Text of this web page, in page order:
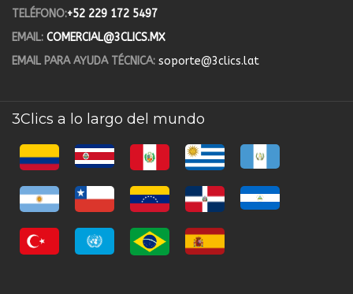
TELÉFONO:+52 229 172 5497
EMAIL: COMERCIAL@3CLICS.MX
EMAIL PARA AYUDA TÉCNICA: soporte@3clics.lat
3Clics a lo largo del mundo